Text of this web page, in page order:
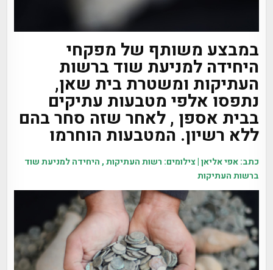
במבצע משותף של מפקחי
היחידה למניעת שוד ברשות
העתיקות ומשטרת בית שאן,
נתפסו אלפי מטבעות עתיקים
בבית אספן , לאחר שזה סחר בהם
ללא רשיון. המטבעות הוחרמו
כתב: אפי אליאן | צילומים: רשות העתיקות , היחידה למניעת שוד
ברשות העתיקות